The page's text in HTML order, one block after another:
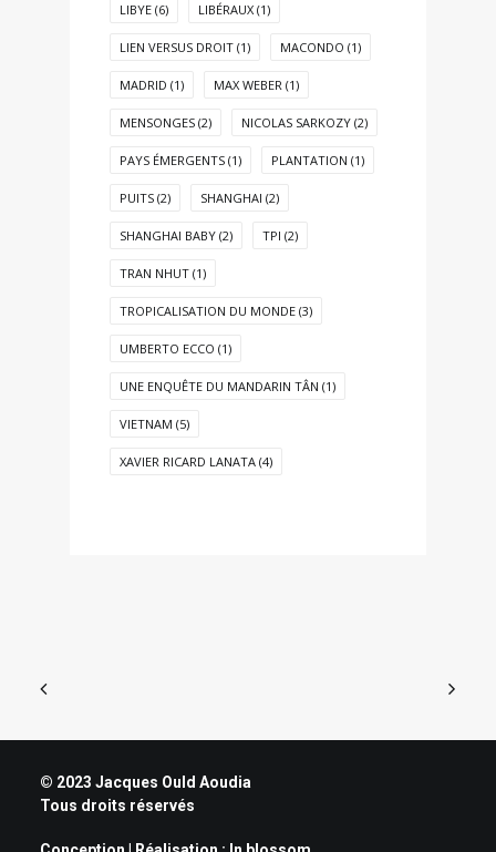
LIBYE (6) LIBÉRAUX (1)
LIEN VERSUS DROIT (1) MACONDO (1)
MADRID (1) MAX WEBER (1)
MENSONGES (2) NICOLAS SARKOZY (2)
PAYS ÉMERGENTS (1) PLANTATION (1)
PUITS (2) SHANGHAI (2)
SHANGHAI BABY (2) TPI (2)
TRAN NHUT (1)
TROPICALISATION DU MONDE (3)
UMBERTO ECCO (1)
UNE ENQUÊTE DU MANDARIN TÂN (1)
VIETNAM (5)
XAVIER RICARD LANATA (4)
© 2023 Jacques Ould Aoudia
Tous droits réservés